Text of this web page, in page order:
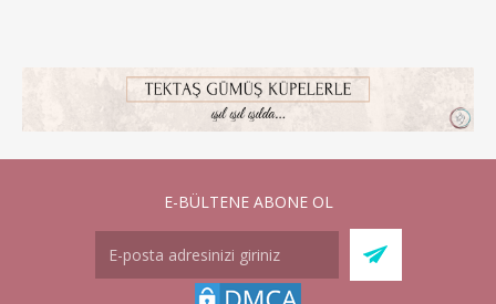
E-BÜLTENE ABONE OL